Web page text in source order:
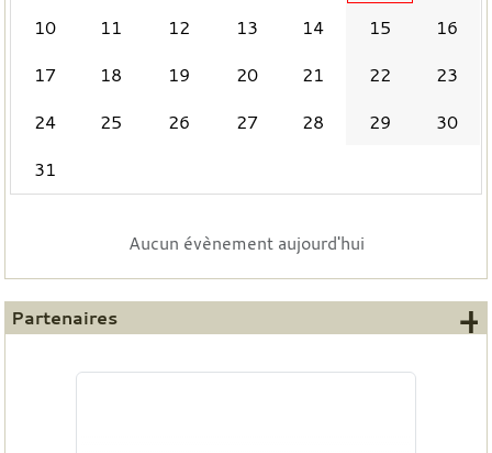
10
11 12 13 14 15
16
17
18 19 20 21 22
23
24
25 26 27 28 29
30
31
Aucun évènement aujourd'hui
Partenaires